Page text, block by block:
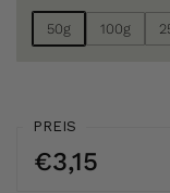
50g 100g
PREIS
€3,15